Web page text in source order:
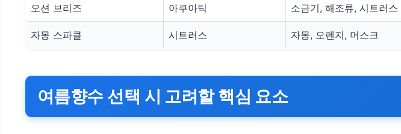
오션 브리즈 아쿠아틱 소금기, 해조류, 시트러스
자몽 스파클 시트러스 자몽, 오렌지, 머스크
여름향수 선택 시 고려할 핵심 요소